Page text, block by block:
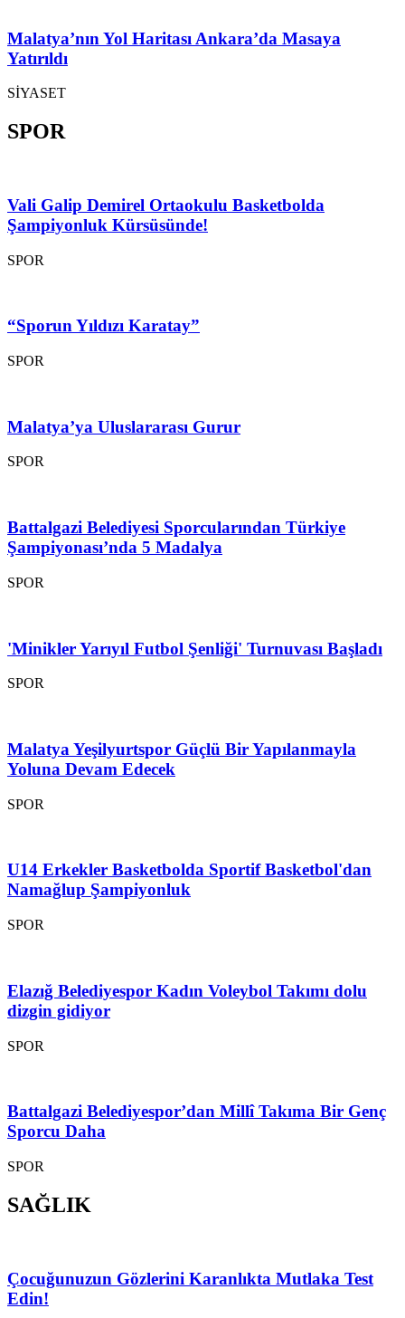
Malatya’nın Yol Haritası Ankara’da Masaya
Yatırıldı
SİYASET
SPOR
Vali Galip Demirel Ortaokulu Basketbolda
Şampiyonluk Kürsüsünde!
SPOR
“Sporun Yıldızı Karatay”
SPOR
Malatya’ya Uluslararası Gurur
SPOR
Battalgazi Belediyesi Sporcularından Türkiye
Şampiyonası’nda 5 Madalya
SPOR
'Minikler Yarıyıl Futbol Şenliği' Turnuvası Başladı
SPOR
Malatya Yeşilyurtspor Güçlü Bir Yapılanmayla
Yoluna Devam Edecek
SPOR
U14 Erkekler Basketbolda Sportif Basketbol'dan
Namağlup Şampiyonluk
SPOR
Elazığ Belediyespor Kadın Voleybol Takımı dolu
dizgin gidiyor
SPOR
Battalgazi Belediyespor’dan Millî Takıma Bir Genç
Sporcu Daha
SPOR
SAĞLIK
Çocuğunuzun Gözlerini Karanlıkta Mutlaka Test
Edin!